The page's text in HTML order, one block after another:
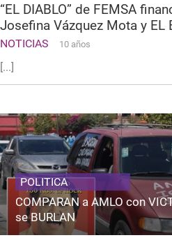
“EL DIABLO” de FEMSA
Josefina Vázquez Mota y EL
NOTICIAS 10 años
[...]
POLITICA
COMPARAN a AMLO con
se BURLAN